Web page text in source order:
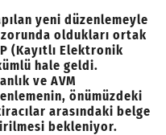
yeni düzenlemeyle
oldukları ortak
(Kayıtlı Elektronik
hale geldi.
ve AVM
önümüzdeki
arasındaki belge
bekleniyor.